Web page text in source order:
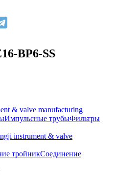
BP6-SS
& valve manufacturing
Импульсные трубыФильтры
instrument & valve
тройникСоединение